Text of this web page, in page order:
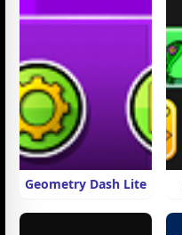
Geometry Dash Lite